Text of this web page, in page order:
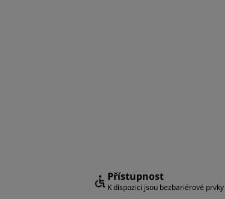
Přístupnost
K dispozici jsou bezbariérové prvky